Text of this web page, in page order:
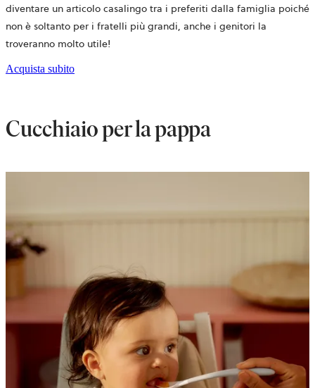
diventare un articolo casalingo tra i preferiti dalla famiglia poiché
non è soltanto per i fratelli più grandi, anche i genitori la
troveranno molto utile!
Acquista subito
Cucchiaio per la pappa